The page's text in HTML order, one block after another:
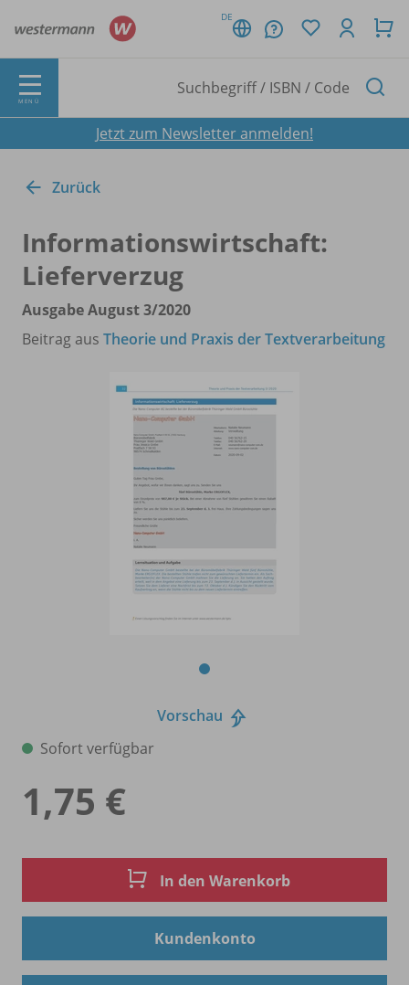
DE
MENÜ
Jetzt zum Newsletter anmelden!
Zurück
Informationswirtschaft:
Lieferverzug
Ausgabe August 3/2020
Beitrag aus Theorie und Praxis der Textverarbeitung
Vorschau
Sofort verfügbar
1,75 €
In den Warenkorb
Kundenkonto